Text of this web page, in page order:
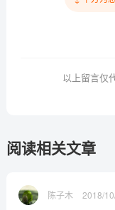
以上留言仅
阅读相关文章
陈子木 2018/